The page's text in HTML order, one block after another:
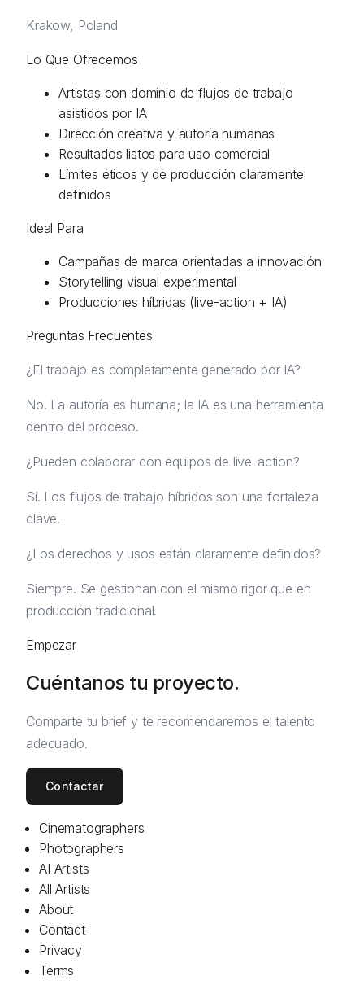
Krakow, Poland
Lo Que Ofrecemos
Artistas con dominio de flujos de trabajo
asistidos por IA
Dirección creativa y autoría humanas
Resultados listos para uso comercial
Límites éticos y de producción claramente
definidos
Ideal Para
Campañas de marca orientadas a innovación
Storytelling visual experimental
Producciones híbridas (live-action + IA)
Preguntas Frecuentes
¿El trabajo es completamente generado por IA?
No. La autoría es humana; la IA es una herramienta
dentro del proceso.
¿Pueden colaborar con equipos de live-action?
Sí. Los flujos de trabajo híbridos son una fortaleza
clave.
¿Los derechos y usos están claramente definidos?
Siempre. Se gestionan con el mismo rigor que en
producción tradicional.
Empezar
Cuéntanos tu proyecto.
Comparte tu brief y te recomendaremos el talento
adecuado.
Contactar
Cinematographers
Photographers
AI Artists
All Artists
About
Contact
Privacy
Terms